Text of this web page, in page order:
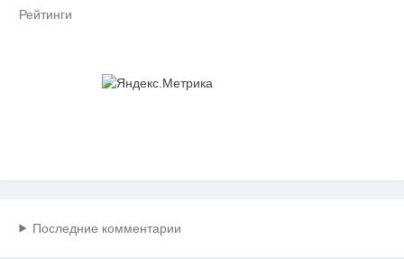
Рейтинги
Последние комментарии